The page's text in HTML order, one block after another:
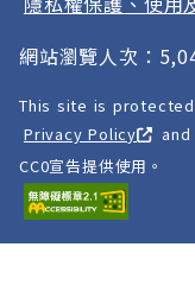
網站瀏覽人次：
This site is protected
Privacy Policy
and
CC0宣告提供使用。